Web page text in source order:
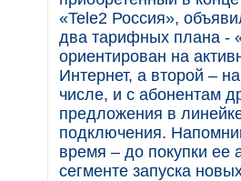
«Tele2 Россия»,
два тарифных плана -
ориентирован на
Интернет, а второй –
числе, и с абонентам
предложения в
подключения.
время – до покупки ее
сегменте запуска